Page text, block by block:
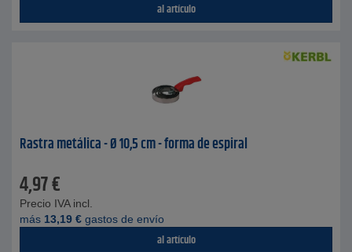
al artículo
Rastra metálica - Ø 10,5 cm - forma de espiral
4,97€
Precio IVA incl.
más 13,19 € gastos de envío
al artículo